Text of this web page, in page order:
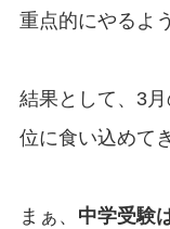
重点的にやるよ
結果として、3
位に食い込めて
まぁ、 中学受験